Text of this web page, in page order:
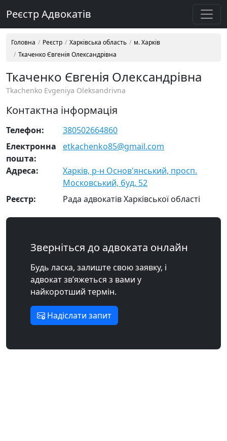
Реєстр Адвокатів
Головна Реєстр Харківська область
м. Харків
Ткаченко Євгенія Олександрівна
Ткаченко Євгенія Олександрівна
Tkachenko Evgeniya Oleksandrivna
Контактна інформація
Телефон:
380502664860
Електронна
пошта:
etkachenko85@gmail.com
Адреса:
Харків, р-н Основ'янський, просп.
Московський, буд. 52
Реєстр:
Рада адвокатів Харківської області
Зверніться до адвоката онлайн
Будь ласка, залиште свою заявку, і
адвокат зв’яжеться з вами у
найкоротший термін.
Надіслати запит